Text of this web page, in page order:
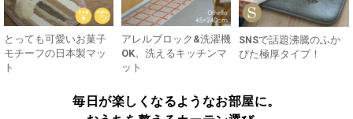
とっても可愛いお菓子
モチーフの日本製マッ
ト
アレルブロック&洗濯機
OK。洗えるキッチンマ
ット
SNSで話題沸騰のふか
ぴた極厚タイプ！
毎日が楽しくなるようなお部屋に。